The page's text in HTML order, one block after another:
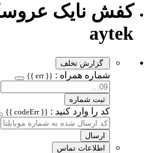
کفش نایک
aytek
گزارش تخلف
شماره همراه : {{ err }}
ثبت شماره
کد را وارد کنید : {{ codeErr }}
ارسال
اطلاعات تماس